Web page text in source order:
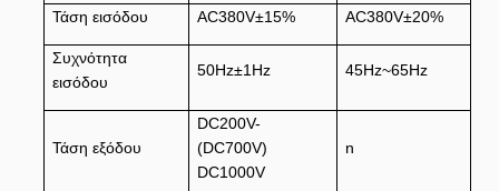
Τάση εισόδου AC380V±15% AC380V±20%
Συχνότητα
εισόδου
50Hz±1Hz 45Hz~65Hz
Τάση εξόδου
DC200V-
(DC700V)
DC1000V
n